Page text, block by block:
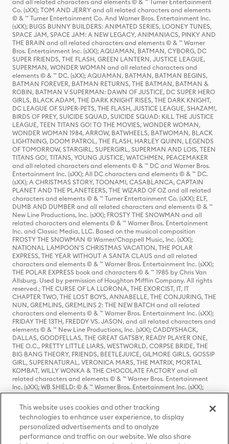
and all related characters and elements © & ™ Turner Entertainment
Co. (sXX); TOM AND JERRY and all related characters and elements
© & ™ Turner Entertainment Co. And Warner Bros. Entertainment Inc.
(sXX); BUGS BUNNY BUILDERS: ANIMATED SERIES, LOONEY TUNES,
SPACE JAM, SPACE JAM: A NEW LEGACY, ANIMANIACS, PINKY AND
THE BRAIN and all related characters and elements © & ™ Warner
Bros. Entertainment Inc. (sXX); AQUAMAN, BATMAN, CYBORG, DC
SUPER FRIENDS, THE FLASH, GREEN LANTERN, JUSTICE LEAGUE,
SUPERMAN, WONDER WOMAN and all related characters and
elements © & ™ DC. (sXX); AQUAMAN, BATMAN, BATMAN BEGINS,
BATMAN FOREVER, BATMAN RETURNS, THE BATMAN, BATMAN &
ROBIN, BATMAN V SUPERMAN: DAWN OF JUSTICE, DC SUPER HERO
GIRLS, BLACK ADAM, THE DARK KNIGHT RISES, THE DARK KNIGHT,
DC LEAGUE OF SUPER-PETS, THE FLASH, JUSTICE LEAGUE, SHAZAM!,
BIRDS OF PREY, SUICIDE SQUAD, SUICIDE SQUAD: KILL THE JUSTICE
LEAGUE, TEEN TITANS GO! TO THE MOVIES, WONDER WOMAN,
WONDER WOMAN 1984, ARROW, BATWHEELS, BATWOMAN, BLACK
LIGHTNING, DOOM PATROL, THE FLASH, HARLEY QUINN, LEGENDS
OF TOMORROW, STARGIRL, SUPERGIRL, SUPERMAN AND LOIS, TEEN
TITANS GO!, TITANS, YOUNG JUSTICE, WATCHMEN, PEACEMAKER
and all related characters and elements © & ™ DC and Warner Bros.
Entertainment Inc. (sXX); All DC characters and elements © & ™ DC.
(sXX); A CHRISTMAS STORY, TOONAMI, CASABLANCA, CAPTAIN
PLANET AND THE PLANETEERS, THE WIZARD OF OZ and all related
characters and elements © & ™ Turner Entertainment Co. (sXX); ELF,
DUMB AND DUMBER and all related characters and elements © & ™
New Line Productions, Inc. (sXX); FROSTY THE SNOWMAN and all
related characters and elements © & ™ Warner Bros. Entertainment
Inc. and Classic Media, LLC. Based on the musical composition
FROSTY THE SNOWMAN © Warner/Chappell Music, Inc. (sXX);
NATIONAL LAMPOON'S CHRISTMAS VACATION, THE POLAR
EXPRESS, THE YEAR WITHOUT A SANTA CLAUS and all related
characters and elements © & ™ Warner Bros. Entertainment Inc. (sXX);
THE POLAR EXPRESS book and characters © & ™ 1985 by Chris Van
Allsburg. Used by permission of Houghton Mifflin Company. All rights
reserved.; THE CURSE OF LA LLORONA, THE EXORCIST, IT, IT
CHAPTER TWO, THE LOST BOYS, ANNABELLE, THE CONJURING, THE
NUN, GREMLINS, GREMLINS 2: THE NEW BATCH and all related
characters and elements © & ™ Warner Bros. Entertainment Inc. (sXX);
FRIDAY THE 13TH, FREDDY VS. JASON, and all related characters and
elements © & ™ New Line Productions, Inc. (sXX); CADDYSHACK,
DALLAS, GOODFELLAS, THE GREAT GATSBY, READY PLAYER ONE,
THE O.C., PRETTY LITTLE LIARS, WESTWORLD, CORPSE BRIDE, THE
BIG BANG THEORY, FRIENDS, BEETLEJUICE, GILMORE GIRLS, GOSSIP
GIRL, SUPERNATURAL, VERONICA MARS, THE MATRIX, MORTAL
KOMBAT, WILLY WONKA & THE CHOCOLATE FACTORY and all
related characters and elements © & ™ Warner Bros. Entertainment
Inc. (sXX); WB SHIELD: © & ™ Warner Bros. Entertainment Inc. (sXX);
HOUSE OF THE DRAGON, GAME OF THRONES, and all related
characters and elements © & ™ Home Box Office, Inc. (sXX); CHILLING
ADVENTURES OF SABRINA, RIVERDALE © & ™ Warner Bros.
Entertainment Inc. Archie Comics and all related characters and
elements © & ™ Archie Comic Publications, Inc. Used with permission.
(sXX); SEINFELD and all related characters and elements © & ™ Castle
This website uses cookies and other tracking
technologies to enhance user experience, to display
personalized advertisements and to analyze
performance and traffic on our website. We also share